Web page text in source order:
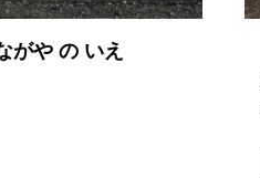
がや の いえ